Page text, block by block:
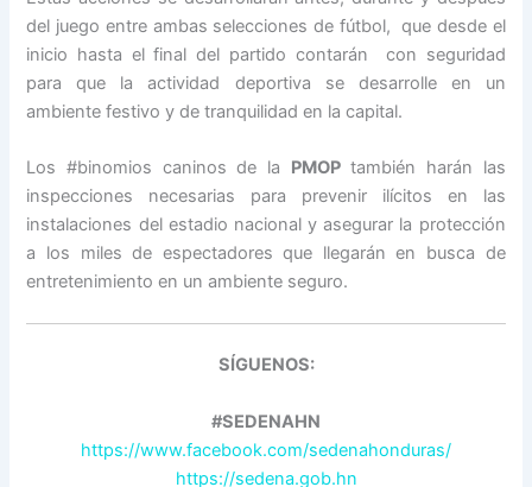
del juego entre ambas selecciones de fútbol, que desde el
inicio hasta el final del partido contarán con seguridad
para que la actividad deportiva se desarrolle en un
ambiente festivo y de tranquilidad en la capital.
Los #binomios caninos de la PMOPtambién harán las
inspecciones necesarias para prevenir ilícitos en las
instalaciones del estadio nacional y asegurar la protección
a los miles de espectadores que llegarán en busca de
entretenimiento en un ambiente seguro.
SÍGUENOS:
#SEDENAHN
https://www.facebook.com/sedenahonduras/
https://sedena.gob.hn